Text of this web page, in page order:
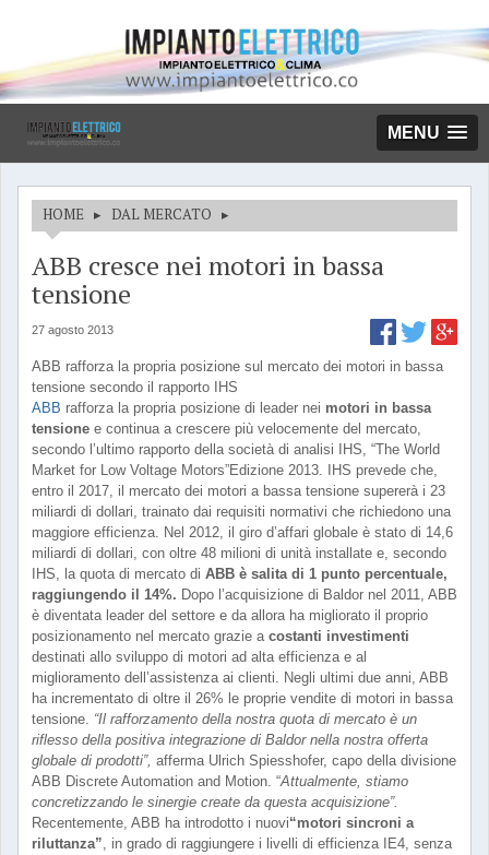
MENU
HOME ▸ DAL MERCATO ▸
ABB cresce nei motori in bassa
tensione
27 agosto 2013
ABB rafforza la propria posizione sul mercato dei motori in bassa
tensione secondo il rapporto IHS
ABB rafforza la propria posizione di leader nei motori in bassa
tensione e continua a crescere più velocemente del mercato,
secondo l’ultimo rapporto della società di analisi IHS, “The World
Market for Low Voltage Motors”Edizione 2013. IHS prevede che,
entro il 2017, il mercato dei motori a bassa tensione supererà i 23
miliardi di dollari, trainato dai requisiti normativi che richiedono una
maggiore efficienza. Nel 2012, il giro d’affari globale è stato di 14,6
miliardi di dollari, con oltre 48 milioni di unità installate e, secondo
IHS, la quota di mercato di ABB è salita di 1 punto percentuale,
raggiungendo il 14%. Dopo l’acquisizione di Baldor nel 2011, ABB
è diventata leader del settore e da allora ha migliorato il proprio
posizionamento nel mercato grazie a costanti investimenti
destinati allo sviluppo di motori ad alta efficienza e al
miglioramento dell’assistenza ai clienti. Negli ultimi due anni, ABB
ha incrementato di oltre il 26% le proprie vendite di motori in bassa
tensione. “Il rafforzamento della nostra quota di mercato è un
riflesso della positiva integrazione di Baldor nella nostra offerta
globale di prodotti”, afferma Ulrich Spiesshofer, capo della divisione
ABB Discrete Automation and Motion. “Attualmente, stiamo
concretizzando le sinergie create da questa acquisizione”.
Recentemente, ABB ha introdotto i nuovi“motori sincroni a
riluttanza”, in grado di raggiungere i livelli di efficienza IE4, senza